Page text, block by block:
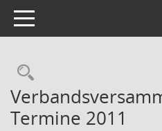
Toggle navigation
Termine 2011